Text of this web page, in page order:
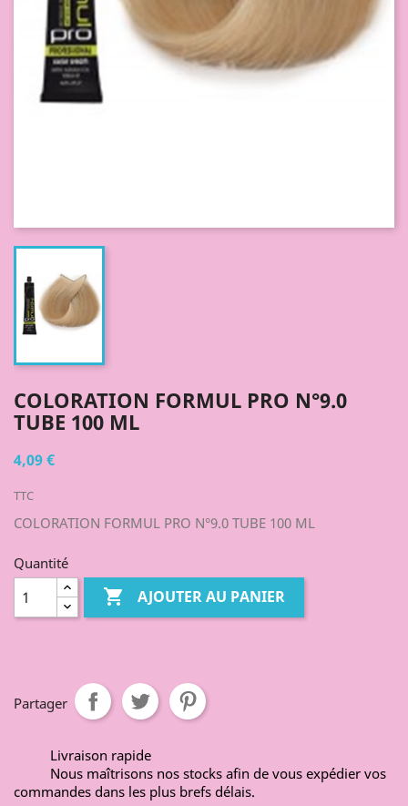
COLORATION FORMUL PRO N°9.0
TUBE 100 ML
4,09 €
TTC
COLORATION FORMUL PRO N°9.0 TUBE 100 ML
Quantité
 AJOUTER AU PANIER
Partager
Livraison rapide
Nous maîtrisons nos stocks afin de vous expédier vos
commandes dans les plus brefs délais.